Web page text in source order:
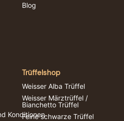
Blog
Konditionen
Trüffelshop
Weisser Alba Trüffel
Weisser Märztrüffel /
Bianchetto Trüffel
Feine schwarze Trüffel